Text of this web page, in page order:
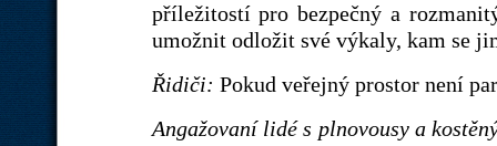
příležitostí pro bezpečný a
umožnit odložit své výkaly, kam se
Řidiči: Pokud veřejný prostor není
Angažovaní lidé s plnovousy a